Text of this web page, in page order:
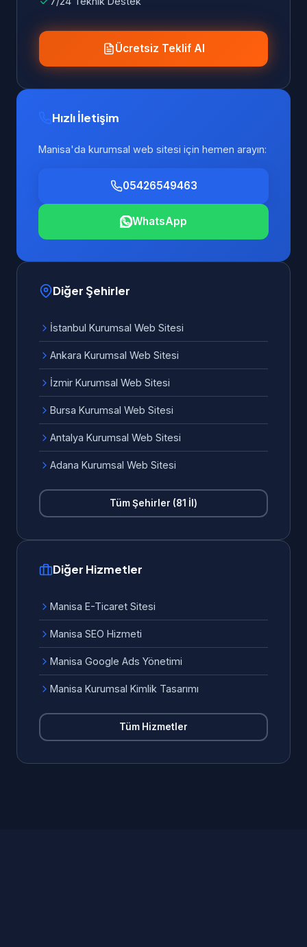
Ücretsiz Teklif Al
Hızlı İletişim
Manisa'da kurumsal web sitesi için hemen arayın:
05426549463
WhatsApp
Diğer Şehirler
İstanbul Kurumsal Web Sitesi
Ankara Kurumsal Web Sitesi
İzmir Kurumsal Web Sitesi
Bursa Kurumsal Web Sitesi
Antalya Kurumsal Web Sitesi
Adana Kurumsal Web Sitesi
Tüm Şehirler (81 İl)
Diğer Hizmetler
Manisa E-Ticaret Sitesi
Manisa SEO Hizmeti
Manisa Google Ads Yönetimi
Manisa Kurumsal Kimlik Tasarımı
Tüm Hizmetler